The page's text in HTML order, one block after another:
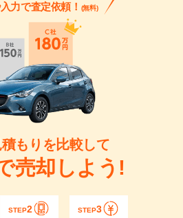
力で査定依頼！ (無料)
もりを比較して
売却しよう!
STEP2 STEP3